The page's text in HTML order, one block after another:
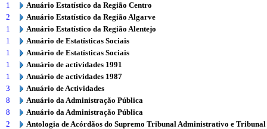
1
Anuário Estatístico da Região Centro
2
Anuário Estatístico da Região Algarve
1
Anuário Estatístico da Região Alentejo
1
Anuário de Estatísticas Sociais
1
Anuário de Estatísticas Sociais
1
Anuário de actividades 1991
1
Anuário de actividades 1987
3
Anuário de Actividades
8
Anuário da Administração Pública
8
Anuário da Administração Pública
2
Antologia de Acórdãos do Supremo Tribunal Administrativo e